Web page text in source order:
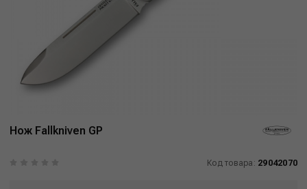
Нож Fallkniven GP
Код товара: 29042070